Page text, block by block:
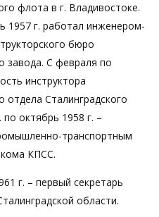
флота в г. Владивостоке.
1957 г. работал инженером-
бюро
завода. С февраля по
инструктора
Сталинградского
октябрь 1958 г. –
транспортным
КПСС.
г. – первый секретарь
области.